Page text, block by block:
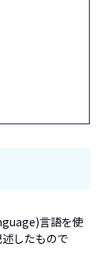
言語を使
したもので